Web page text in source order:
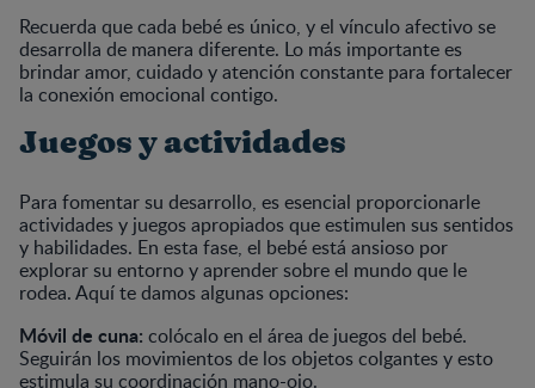
Recuerda que cada bebé es único, y el vínculo afectivo se
desarrolla de manera diferente. Lo más importante es
brindar amor, cuidado y atención constante para fortalecer
la conexión emocional contigo.
Juegos y actividades
Para fomentar su desarrollo, es esencial proporcionarle
actividades y juegos apropiados que estimulen sus sentidos
y habilidades. En esta fase, el bebé está ansioso por
explorar su entorno y aprender sobre el mundo que le
rodea. Aquí te damos algunas opciones:
Móvil de cuna: colócalo en el área de juegos del bebé.
Seguirán los movimientos de los objetos colgantes y esto
estimula su coordinación mano-ojo.